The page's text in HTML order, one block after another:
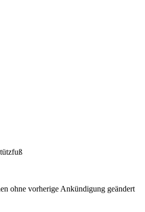
vorherige Ankündigung geändert